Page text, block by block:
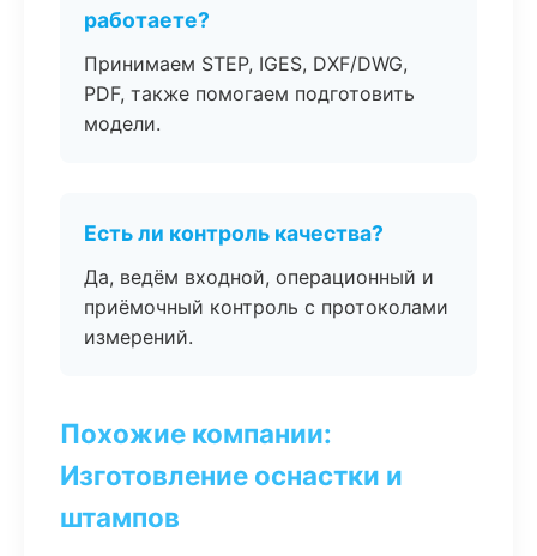
работаете?
Принимаем STEP, IGES, DXF/DWG,
PDF, также помогаем подготовить
модели.
Есть ли контроль качества?
Да, ведём входной, операционный и
приёмочный контроль с протоколами
измерений.
Похожие компании:
Изготовление оснастки и
штампов